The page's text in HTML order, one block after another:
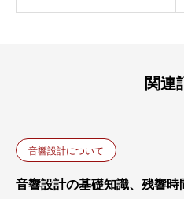
関連
音響設計について
音響設計の基礎知識、残響時